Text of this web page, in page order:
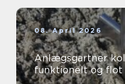
08. April 2026
Anlægsgartner kolding sådan
funktionelt og flot